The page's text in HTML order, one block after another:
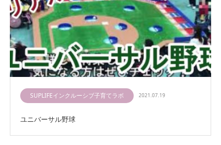
SUPLIFEインクルーシブ子育てラボ 2021.07.19
ユニバーサル野球